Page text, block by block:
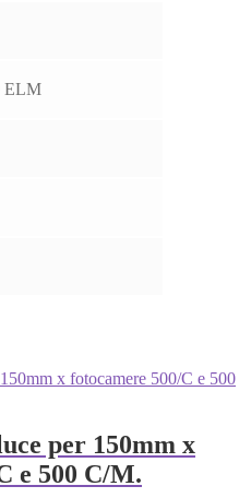
ELM
per 150mm x
e 500 C/M.